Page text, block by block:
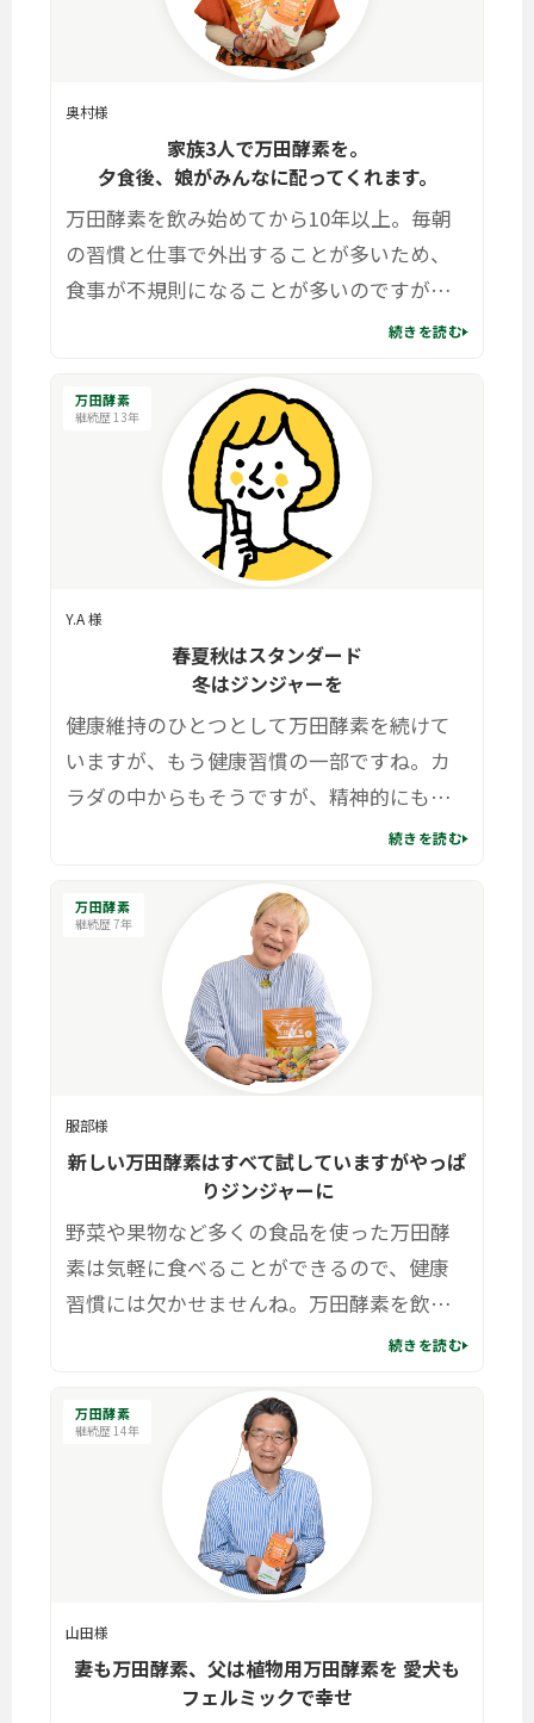
奥村様
家族3人で万田酵素を。
夕食後、娘がみんなに配ってくれます。
万田酵素を飲み始めてから10年以上。毎朝
の習慣と仕事で外出することが多いため、
食事が不規則になることが多いのですが、
万田酵素を食べるようになってから、体の
お肌にも嬉しい感じがします。
続きを読む
万田酵素
継続歴 13年
Y.A 様
春夏秋はスタンダード
冬はジンジャーを
健康維持のひとつとして万田酵素を続けて
いますが、もう健康習慣の一部ですね。カ
ラダの中からもそうですが、精神的にも健
康をサポートしてもらっている安心感があ
続きを読む
万田酵素
継続歴 7年
服部様
新しい万田酵素はすべて試していますがやっぱ
りジンジャーに
野菜や果物など多くの食品を使った万田酵
素は気軽に食べることができるので、健康
習慣には欠かせませんね。万田酵素を飲み
続け、運動・食生活とさまざまな生活習慣
ような気がしています。
続きを読む
万田酵素
継続歴 14年
山田様
妻も万田酵素、父は植物用万田酵素を 愛犬も
フェルミックで幸せ